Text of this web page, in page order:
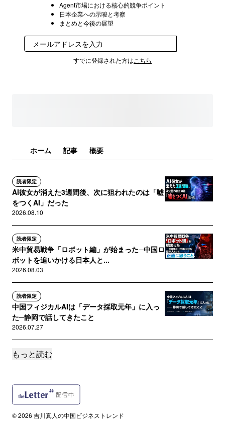
Agent市場における核心的競争ポイント
日本企業への示唆と考察
まとめと今後の展望
すでに登録された方は こちら
ホーム 記事 概要
読者限定
AI彼女が消えた3週間後、次に狙われたのは「嘘
をつくAI」だった
2026.08.10
読者限定
米中貿易戦争「ロボット編」が始まった─中国ロ
ボットを追いかける日本人と...
2026.08.03
読者限定
中国フィジカルAIは「データ採取元年」に入っ
た─静岡で話してきたこと
2026.07.27
読者限定
読者限定
博士を増やす前に「出口」を増やせるのか?日本
の理工系博士を中国テック企...
もっと読む
© 2026 吉川真人の中国ビジネストレンド